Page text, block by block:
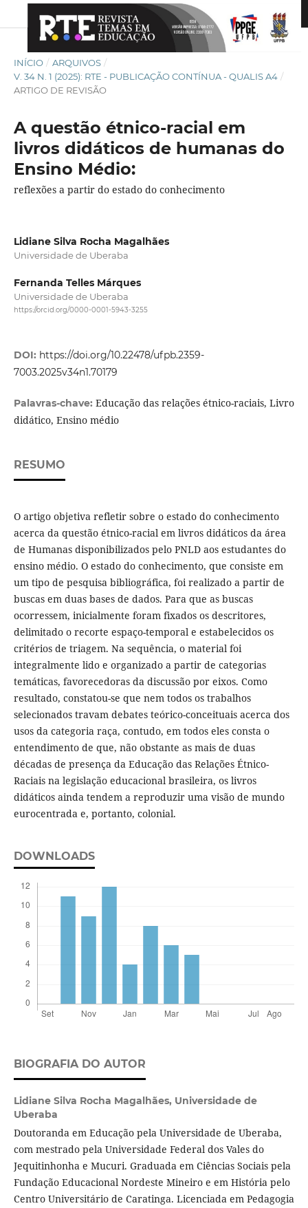
INÍCIO / ARQUIVOS /
V. 34 N. 1 (2025): RTE - PUBLICAÇÃO CONTÍNUA - QUALIS A4 /
ARTIGO DE REVISÃO
A questão étnico-racial em
livros didáticos de humanas do
Ensino Médio:
reflexões a partir do estado do conhecimento
Lidiane Silva Rocha Magalhães
Universidade de Uberaba
Fernanda Telles Márques
Universidade de Uberaba
https://orcid.org/0000-0001-5943-3255
DOI: https://doi.org/10.22478/ufpb.2359-
7003.2025v34n1.70179
Palavras-chave: Educação das relações étnico-raciais, Livro
didático, Ensino médio
RESUMO
O artigo objetiva refletir sobre o estado do conhecimento
acerca da questão étnico-racial em livros didáticos da área
de Humanas disponibilizados pelo PNLD aos estudantes do
ensino médio. O estado do conhecimento, que consiste em
um tipo de pesquisa bibliográfica, foi realizado a partir de
buscas em duas bases de dados. Para que as buscas
ocorressem, inicialmente foram fixados os descritores,
delimitado o recorte espaço-temporal e estabelecidos os
critérios de triagem. Na sequência, o material foi
integralmente lido e organizado a partir de categorias
temáticas, favorecedoras da discussão por eixos. Como
resultado, constatou-se que nem todos os trabalhos
selecionados travam debates teórico-conceituais acerca dos
usos da categoria raça, contudo, em todos eles consta o
entendimento de que, não obstante as mais de duas
décadas de presença da Educação das Relações Étnico-
Raciais na legislação educacional brasileira, os livros
didáticos ainda tendem a reproduzir uma visão de mundo
eurocentrada e, portanto, colonial.
DOWNLOADS
BIOGRAFIA DO AUTOR
Lidiane Silva Rocha Magalhães, Universidade de
Uberaba
Doutoranda em Educação pela Universidade de Uberaba,
com mestrado pela Universidade Federal dos Vales do
Jequitinhonha e Mucuri. Graduada em Ciências Sociais pela
Fundação Educacional Nordeste Mineiro e em História pelo
Centro Universitário de Caratinga. Licenciada em Pedagogia